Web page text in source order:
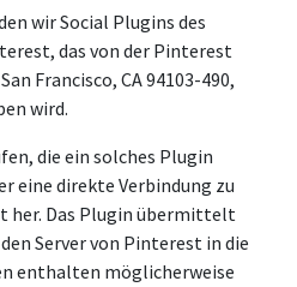
wir Social Plugins des
das von der Pinterest
Francisco, CA 94103-490,
wird.
die ein solches Plugin
eine direkte Verbindung zu
her. Das Plugin übermittelt
Server von Pinterest in die
enthalten möglicherweise